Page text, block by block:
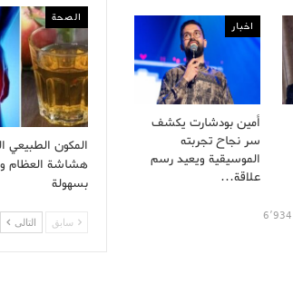
الصحة
المكون الطبيعي
هشاشة العظام
بسهولة
سابق التالى
اخبار
أمين بودشارت يكشف
سر نجاح تجربته
الموسيقية ويعيد رسم
علاقة…